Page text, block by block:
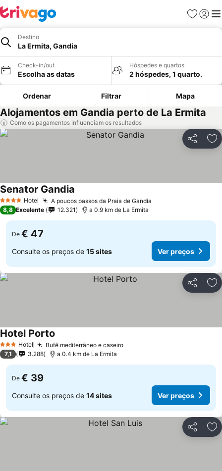
Favoritos
Iniciar
Destino
La Ermita, Gandia
Check-in/out
Escolha as datas
Hóspedes e quartos
2 hóspedes, 1 quarto.
Ordenar Filtrar Mapa
Alojamentos em Gandia perto de La Ermita
Como os pagamentos influenciam os resultados
Partilhar
4 EstrelasHotel A poucos passos da Praia de Gandía
Senator Gandia
8,8 Excelente 12.321 a 0.9 km de La Ermita
De € 47
Consulte os preços de 15 sites Ver preços
Partilhar
3 EstrelasHotel Bufê mediterrâneo e caseiroVer preços
Hotel Porto
7,1 3.288 a 0.4 km de La Ermita
De € 39
Consulte os preços de 14 sites Ver preços
Partilhar